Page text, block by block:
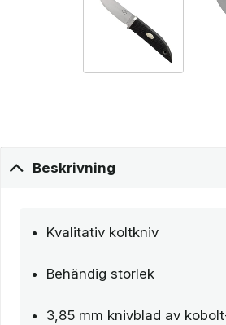
Beskrivning
Kvalitativ koltkniv
Behändig storlek
3,85 mm knivblad av